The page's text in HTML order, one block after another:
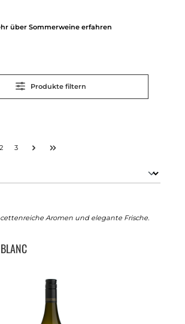
über Sommerweine erfahren
Produkte filtern
2 3
Aromen und elegante Frische.